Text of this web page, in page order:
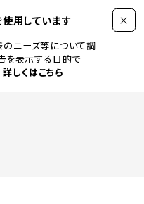
用しています
ニーズ等について調
を表示する目的で
詳しくはこちら